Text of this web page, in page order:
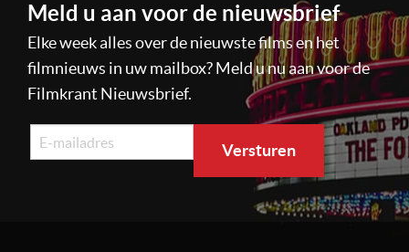
Meld u aan voor de nieuwsbrief
Elke week alles over de nieuwste films en het
filmnieuws in uw mailbox? Meld u nu aan voor de
Filmkrant Nieuwsbrief.